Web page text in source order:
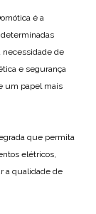
é a
necessidade de
e segurança
um papel mais
que permita
elétricos,
a qualidade de